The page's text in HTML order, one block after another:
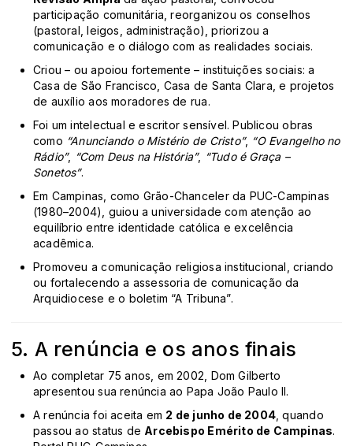
participação comunitária, reorganizou os conselhos
(pastoral, leigos, administração), priorizou a
comunicação e o diálogo com as realidades sociais.
Criou – ou apoiou fortemente – instituições sociais: a
Casa de São Francisco, Casa de Santa Clara, e projetos
de auxílio aos moradores de rua.
Foi um intelectual e escritor sensível. Publicou obras
como “Anunciando o Mistério de Cristo”, “O Evangelho no
Rádio”, “Com Deus na História”, “Tudo é Graça –
Sonetos”.
Em Campinas, como Grão-Chanceler da PUC-Campinas
(1980–2004), guiou a universidade com atenção ao
equilíbrio entre identidade católica e excelência
acadêmica.
Promoveu a comunicação religiosa institucional, criando
ou fortalecendo a assessoria de comunicação da
Arquidiocese e o boletim “A Tribuna”.
5. A renúncia e os anos finais
Ao completar 75 anos, em 2002, Dom Gilberto
apresentou sua renúncia ao Papa João Paulo II.
A renúncia foi aceita em 2 de junho de 2004 , quando
passou ao status de Arcebispo Emérito de Campinas.